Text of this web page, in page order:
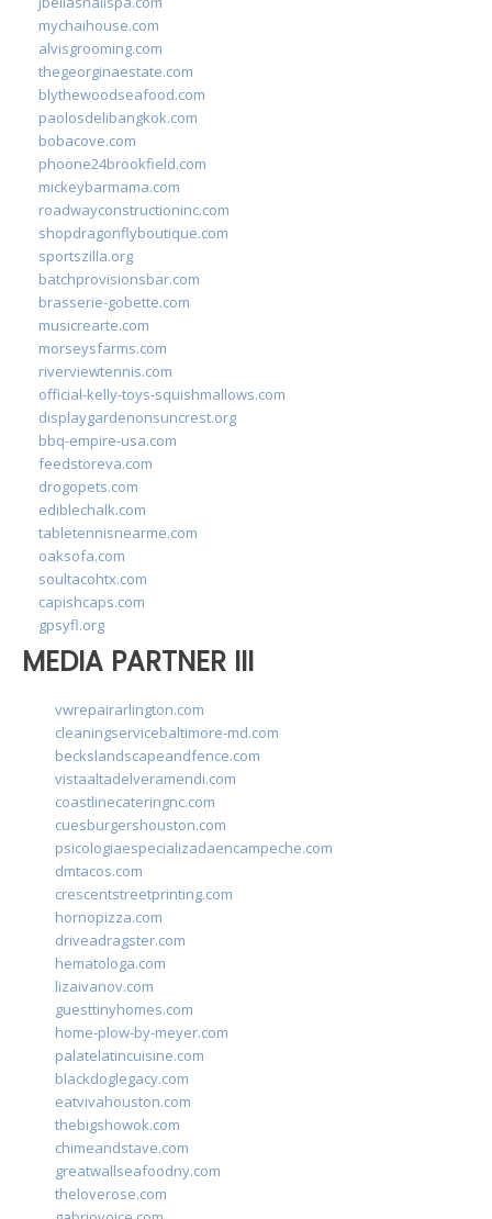
mychaihouse.com
alvisgrooming.com
thegeorginaestate.com
blythewoodseafood.com
paolosdelibangkok.com
bobacove.com
phoone24brookfield.com
mickeybarmama.com
roadwayconstructioninc.com
shopdragonflyboutique.com
sportszilla.org
batchprovisionsbar.com
brasserie-gobette.com
musicrearte.com
morseysfarms.com
riverviewtennis.com
official-kelly-toys-squishmallows.com
displaygardenonsuncrest.org
bbq-empire-usa.com
feedstoreva.com
drogopets.com
ediblechalk.com
tabletennisnearme.com
oaksofa.com
soultacohtx.com
capishcaps.com
gpsyfl.org
MEDIA PARTNER III
vwrepairarlington.com
cleaningservicebaltimore-md.com
beckslandscapeandfence.com
vistaaltadelveramendi.com
coastlinecateringnc.com
cuesburgershouston.com
psicologiaespecializadaencampeche.com
dmtacos.com
crescentstreetprinting.com
hornopizza.com
driveadragster.com
hematologa.com
lizaivanov.com
guesttinyhomes.com
home-plow-by-meyer.com
palatelatincuisine.com
blackdoglegacy.com
eatvivahouston.com
thebigshowok.com
chimeandstave.com
greatwallseafoodny.com
theloverose.com